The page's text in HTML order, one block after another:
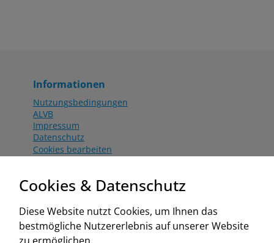
Informationen
Nutzungsbedingungen
ALVB
Impressum
Datenschutz
Cookies bearbeiten
Aktionsbedingungen
www.worahnik.at
Zentrale Köttlach
Cookies & Datenschutz
Diese Website nutzt Cookies, um Ihnen das
bestmögliche Nutzererlebnis auf unserer Website